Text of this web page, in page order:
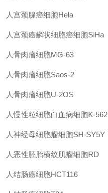
人宫颈腺癌细胞Hela
人宫颈癌鳞状细胞癌细胞SiHa
人骨肉瘤细胞MG-63
人骨肉瘤细胞Saos-2
人骨肉瘤细胞U-2OS
人慢性粒细胞白血病细胞K-562
人神经母细胞瘤细胞SH-SY5Y
人恶性胚胎横纹肌瘤细胞RD
人结肠癌细胞HCT116